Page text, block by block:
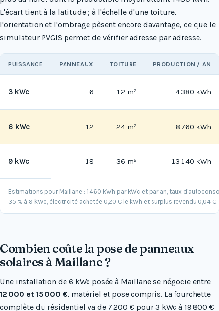
L'écart tient à la latitude ; à l'échelle d'une toiture,
l'orientation et l'ombrage pèsent encore davantage, ce que le
simulateur PVGIS permet de vérifier adresse par adresse.
Estimations pour Maillane : 1 460 kWh par kWc et par an, taux
35 % à 9 kWc, électricité achetée 0,20 € le kWh et surplus revendu 0,04 €.
PUISSANCE PANNEAUX TOITURE PRODUCTION / AN
3 kWc 6 12 m² 4 380 kWh
6 kWc 12 24 m² 8 760 kWh
9 kWc 18 36 m² 13 140 kWh
Combien coûte la pose de panneaux
solaires à Maillane ?
Une installation de 6 kWc posée à Maillane se négocie entre
12 000 et 15 000 €, matériel et pose compris. La fourchette
complète du résidentiel va de 7 200 € pour 3 kWc à 19 800 €